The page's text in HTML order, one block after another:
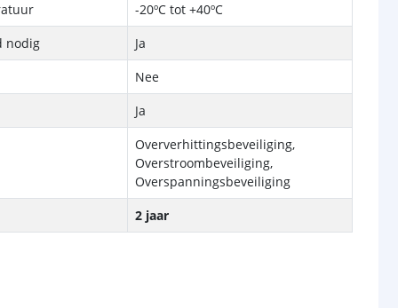
-20ºC tot +40ºC
nodig
Ja
Nee
Ja
Oververhittingsbeveiliging,
Overstroombeveiliging,
Overspanningsbeveiliging
2 jaar